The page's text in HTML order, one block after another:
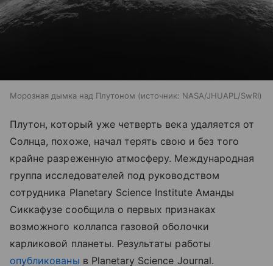
Морозная дымка над Плутоном источник: NASA/JHUAPL/SwRI
Плутон, который уже четверть века удаляется от
Солнца, похоже, начал терять свою и без того
крайне разреженную атмосферу. Международная
группа исследователей под руководством
сотрудника Planetary Science Institute Аманды
Сиккафузе сообщила о первых признаках
возможного коллапса газовой оболочки
карликовой планеты. Результаты работы
опубликованы в Planetary Science Journal.